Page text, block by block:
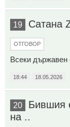
19 Сатана
ОТГОВОР
Всеки държавен
18:44 18.05.2026
20
Бившия
на ..